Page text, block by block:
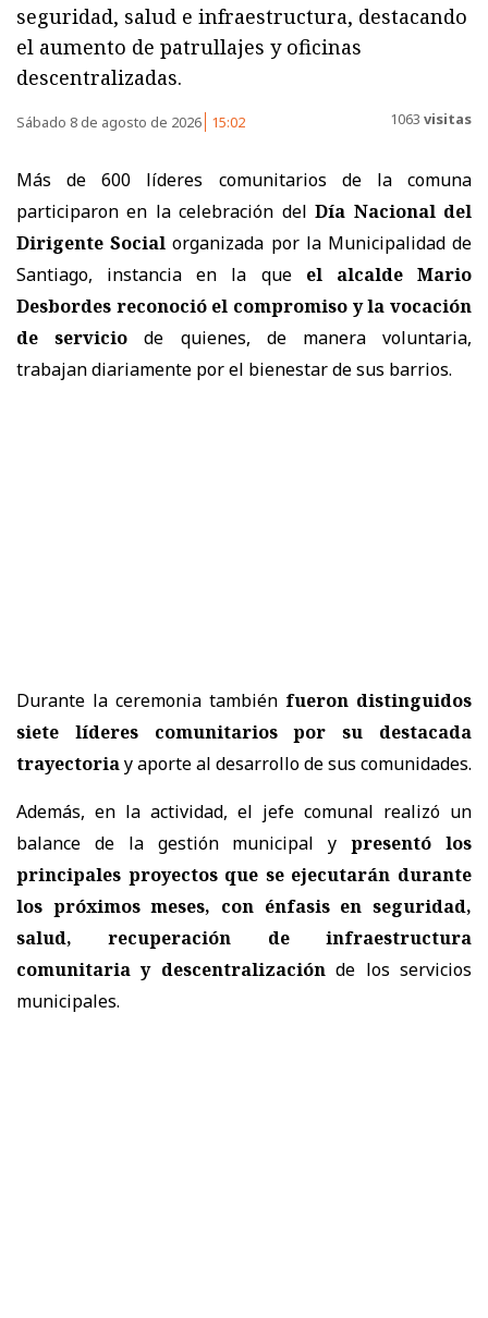
seguridad, salud e infraestructura, destacando
el aumento de patrullajes y oficinas
descentralizadas.
Sábado 8 de agosto de 2026 15:02 1063 visitas
Más de 600 líderes comunitarios de la comuna
participaron en la celebración delDía Nacional del
Dirigente Social organizada por la Municipalidad de
Santiago, instancia en la que el alcalde Mario
Desbordes reconoció el compromiso y la vocación
de servicio de quienes, de manera voluntaria,
trabajan diariamente por el bienestar de sus barrios.
Durante la ceremonia también fueron distinguidos
siete líderes comunitarios por su destacada
trayectoriay aporte al desarrollo de sus comunidades.
Además, en la actividad, el jefe comunal realizó un
balance de la gestión municipal ypresentó los
principales proyectos que se ejecutarán durante
los próximos meses, con énfasis en seguridad,
salud, recuperación de infraestructura
comunitaria y descentralizaciónde los servicios
municipales.